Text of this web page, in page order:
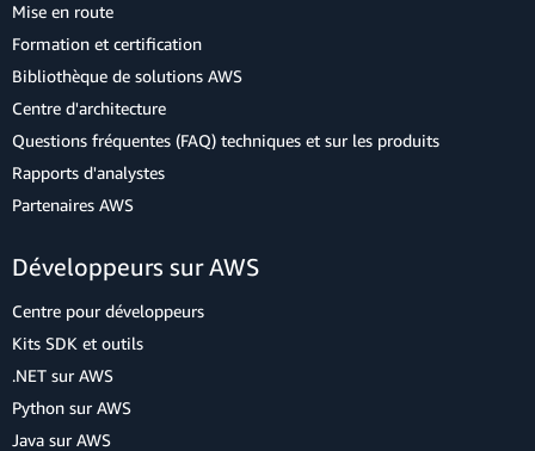
Mise en route
Formation et certification
Bibliothèque de solutions AWS
Centre d'architecture
Questions fréquentes (FAQ) techniques et sur les produits
Rapports d'analystes
Partenaires AWS
Développeurs sur AWS
Centre pour développeurs
Kits SDK et outils
.NET sur AWS
Python sur AWS
Java sur AWS